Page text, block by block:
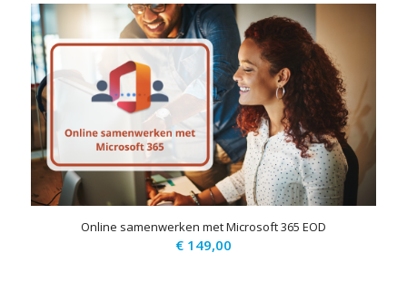
Online samenwerken met Microsoft 365 EOD
€149,00